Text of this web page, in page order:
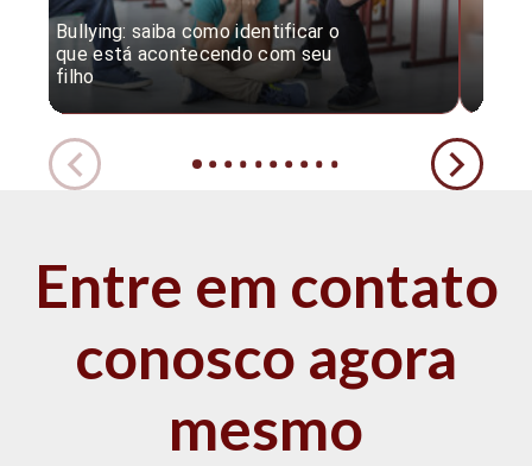
Bullying: saiba como identificar o
que está acontecendo com seu
filho
Entre em contato
conosco agora
mesmo